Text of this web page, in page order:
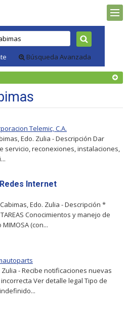
Búsqueda Avanzada
Telemic, C.A.
Edo. Zulia - Descripción Dar
servicio, reconexiones, instalaciones,
Internet
Edo. Zulia - Descripción *
TAREAS Conocimientos y manejo de
MIMOSA (con...
- Recibe notificaciones nuevas
Ver detalle legal Tipo de